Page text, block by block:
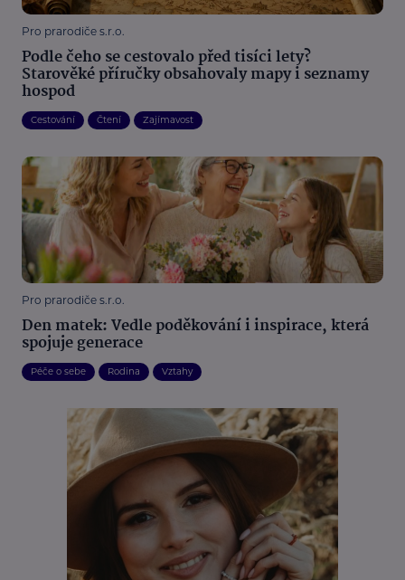
Pro prarodiče s.r.o.
Podle čeho se cestovalo před tisíci lety?
Starověké příručky obsahovaly mapy i seznamy
hospod
Cestování Čtení Zajímavost
Pro prarodiče s.r.o.
Den matek: Vedle poděkování i inspirace, která
spojuje generace
Péče o sebe Rodina Vztahy